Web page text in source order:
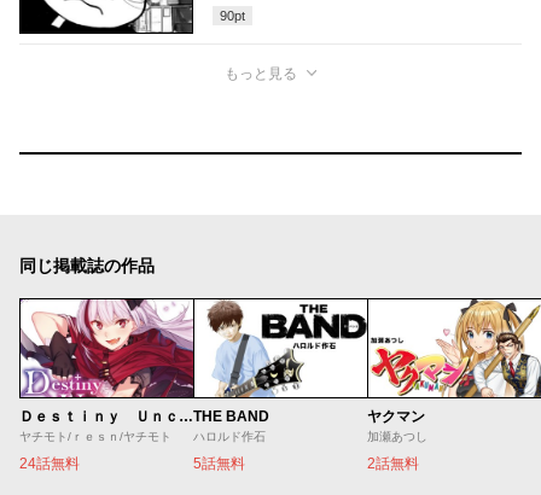
90pt
もっと見る
同じ掲載誌の作品
Ｄｅｓｔｉｎｙ Ｕｎｃｈａｉｎ Ｏｎｌｉｎｅ 吸血鬼少女となって、やがて『赤の魔王』と呼ばれるようになりました
ヤチモト/ｒｅｓｎ/ヤチモト
24話無料
THE BAND
ハロルド作石
5話無料
ヤクマン
加瀬あつし
2話無料